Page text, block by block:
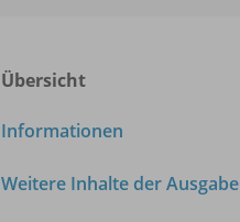
Übersicht
Informationen
Weitere Inhalte der Ausgabe